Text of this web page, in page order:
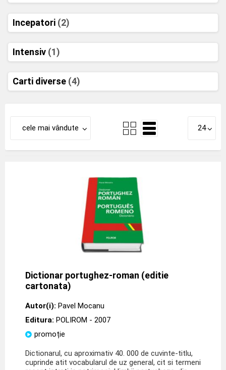
Incepatori (2)
Intensiv (1)
Carti diverse (4)
cele mai vândute 24
Dictionar portughez-roman (editie
cartonata)
Autor(i): Pavel Mocanu
Editura: POLIROM - 2007
promoție
Dictionarul, cu aproximativ 40. 000 de cuvinte-titlu,
cuprinde atit vocabularul de uz general, cit si termeni